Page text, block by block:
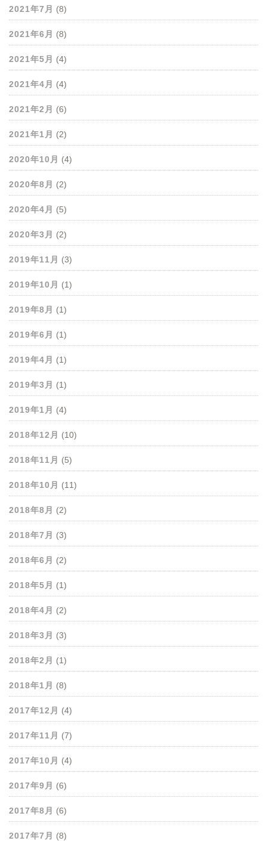
2021年7月 (8)
2021年6月 (8)
2021年5月 (4)
2021年4月 (4)
2021年2月 (6)
2021年1月 (2)
2020年10月 (4)
2020年8月 (2)
2020年4月 (5)
2020年3月 (2)
2019年11月 (3)
2019年10月 (1)
2019年8月 (1)
2019年6月 (1)
2019年4月 (1)
2019年3月 (1)
2019年1月 (4)
2018年12月 (10)
2018年11月 (5)
2018年10月 (11)
2018年8月 (2)
2018年7月 (3)
2018年6月 (2)
2018年5月 (1)
2018年4月 (2)
2018年3月 (3)
2018年2月 (1)
2018年1月 (8)
2017年12月 (4)
2017年11月 (7)
2017年10月 (4)
2017年9月 (6)
2017年8月 (6)
2017年7月 (8)